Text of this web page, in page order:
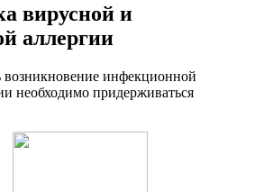
вирусной и
аллергии
возникновение инфекционной
необходимо придерживаться